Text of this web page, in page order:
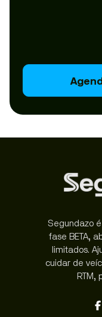
Segundazo
fase BETA,
limitados.
cuidar de
RTM,